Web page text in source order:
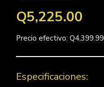
Q5,225.00
Precio efectivo: Q4,399.99
Especificaciones: